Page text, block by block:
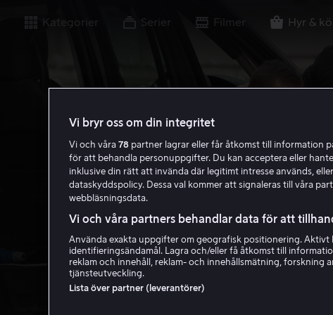
Kategorier Serier Filmer Hyr &
Vi bryr oss om din integritet
Vi och våra 78 partner lagrar eller får åtkomst till information
för att behandla personuppgifter. Du kan acceptera eller
inklusive din rätt att invända där legitimt intresse används,
dataskyddspolicy. Dessa val kommer att signaleras till våra
webbläsningsdata.
Vi och våra partners behandlar data för att
Använda exakta uppgifter om geografisk positionering. Aktivt
identifieringsändamål. Lagra och/eller få åtkomst till
reklam och innehåll, reklam- och innehållsmätning, forskning
tjänsteutveckling.
Lista över partner (leverantörer)